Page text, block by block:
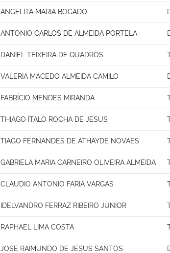
ANGELITA MARIA BOGADO
ANTONIO CARLOS DE ALMEIDA PORTELA
DANIEL TEIXEIRA DE QUADROS
VALERIA MACEDO ALMEIDA CAMILO
FABRÍCIO MENDES MIRANDA
THIAGO ÍTALO ROCHA DE JESUS
TIAGO FERNANDES DE ATHAYDE NOVAES
GABRIELA MARIA CARNEIRO OLIVEIRA ALMEIDA
CLAUDIO ANTONIO FARIA VARGAS
IDELVANDRO FERRAZ RIBEIRO JUNIOR
RAPHAEL LIMA COSTA
JOSE RAIMUNDO DE JESUS SANTOS